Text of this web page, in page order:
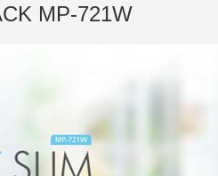
MP-721W